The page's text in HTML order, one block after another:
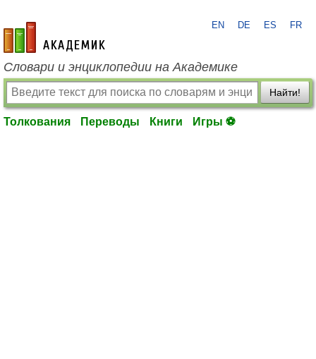
academic.ru
EN DE ES FR
Словари и энциклопедии на Академике
Найти!
Толкования Переводы Книги Игры ⚽